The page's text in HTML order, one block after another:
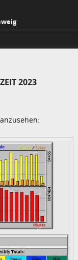
2023